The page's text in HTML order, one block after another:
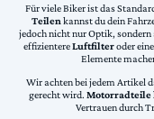
Für viele Biker ist das
Teilen kannst du dein
jedoch nicht nur Optik,
effizientereLuftfilteroder
Elemente
Wir achten bei jedem Artikel
gerecht wird. Motorradteile
Vertrauen durch